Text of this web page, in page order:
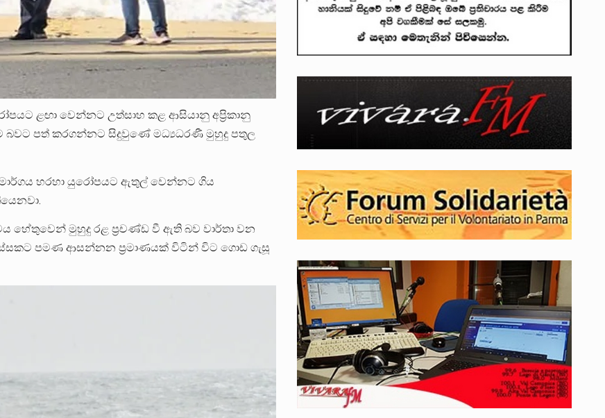
ළඟා වෙන්නට උත්සාහ කළ ආසියානු අප්‍රිකානු
පත් කරගන්නට සිදුවුණේ මධ්‍යධරණී මුහුදු පතුල
හරහා යුරෝපයට ඇතුල් වෙන්නට ගිය
මුහුදු රළ ප්‍රචණ්ඩ වී ඇති බව වාර්තා වන
පමණ ආසන්නන ප්‍රමාණයක් විටින් විට ගොඩ ගැසූ